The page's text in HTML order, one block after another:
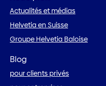
Actualités et médias
Helvetia en Suisse
Groupe Helvetia Baloise
Blog
pour clients privés